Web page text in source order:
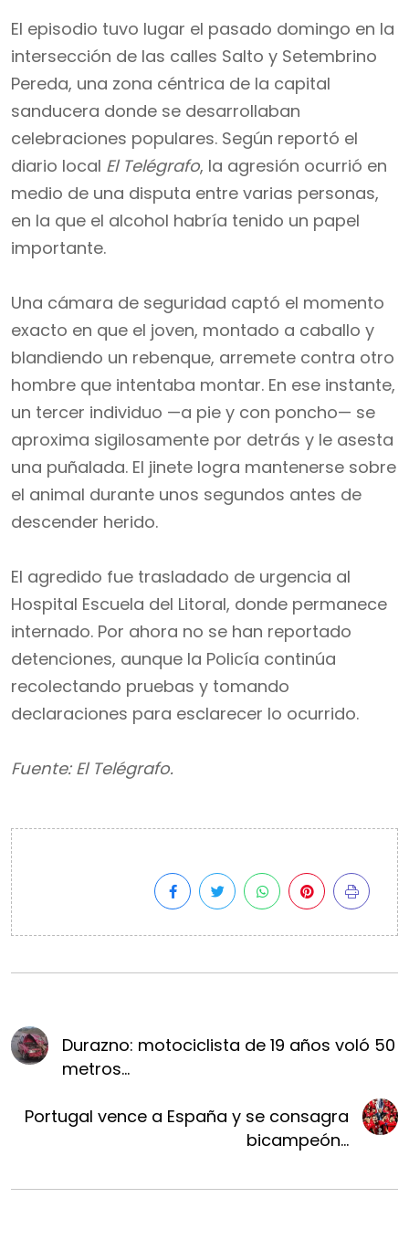
El episodio tuvo lugar el pasado domingo en la
intersección de las calles Salto y Setembrino
Pereda, una zona céntrica de la capital
sanducera donde se desarrollaban
celebraciones populares. Según reportó el
diario local El Telégrafo, la agresión ocurrió en
medio de una disputa entre varias personas,
en la que el alcohol habría tenido un papel
importante.
Una cámara de seguridad captó el momento
exacto en que el joven, montado a caballo y
blandiendo un rebenque, arremete contra otro
hombre que intentaba montar. En ese instante,
un tercer individuo —a pie y con poncho— se
aproxima sigilosamente por detrás y le asesta
una puñalada. El jinete logra mantenerse sobre
el animal durante unos segundos antes de
descender herido.
El agredido fue trasladado de urgencia al
Hospital Escuela del Litoral, donde permanece
internado. Por ahora no se han reportado
detenciones, aunque la Policía continúa
recolectando pruebas y tomando
declaraciones para esclarecer lo ocurrido.
Fuente: El Telégrafo.
Durazno: motociclista de 19 años voló 50
metros...
Portugal vence a España y se consagra
bicampeón...